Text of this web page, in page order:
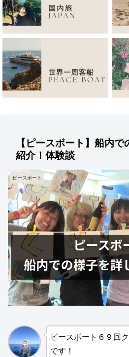
【ピースボート】船内
紹介！体験談
ピースボート
ピースボート６９回
です！